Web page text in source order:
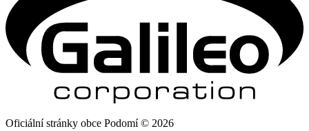
Oficiální stránky obce Podomí © 2026